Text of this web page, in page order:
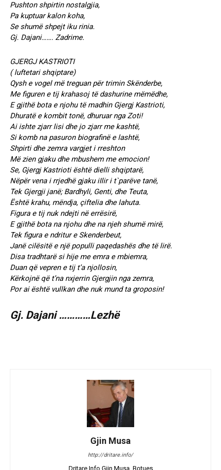
Pushton shpirtin nostalgjia,
Pa kuptuar kalon koha,
Se shumë shpejt iku rinia.
Gj. Dajani……. Zadrime.
GJERGJ KASTRIOTI
( luftetari shqiptare)
Qysh e vogel më treguan për trimin Skënderbe,
Me figuren e tij krahasoj të dashurine mëmëdhe,
E gjithë bota e njohu të madhin Gjergj Kastrioti,
Dhuratë e kombit tonë, dhuruar nga Zoti!
Ai ishte zjarr lisi dhe jo zjarr me kashtë,
Si komb na pasuron biografinë e lashtë,
Shpirti dhe zemra vargjet i rreshton
Më zien gjaku dhe mbushem me emocion!
Se, Gjergj Kastrioti është dielli shqiptarë,
Nëpër vena i rrjedhë gjaku iIlir i t`parëve tanë,
Tek Gjergji janë; Bardhyli, Genti, dhe Teuta,
Është krahu, mëndja, çiftelia dhe lahuta.
Figura e tij nuk ndejti në errësirë,
E gjithë bota na njohu dhe na njeh shumë mirë,
Tek figura e ndritur e Skenderbeut,
Janë cilësitë e një populli paqedashës dhe të lirë.
Disa tradhtarë si hije me emra e mbiemra,
Duan që vepren e tij t’a njollosin,
Kërkojnë që t’na nxjerrin Gjergjin nga zemra,
Por ai është vullkan dhe nuk mund ta groposin!
Gj. Dajani …………Lezhë
Gjin Musa
http://dritare.info/
Dritare.Info Gjin Musa, Botues